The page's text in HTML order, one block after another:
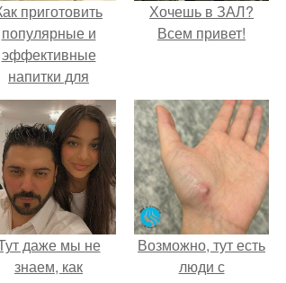
приготовить
популярные и
эффективные
напитки для
похудения!
Хочешь в ЗАЛ?
Всем привет!
даже мы не
знаем, как
Возможно, тут есть
люди с